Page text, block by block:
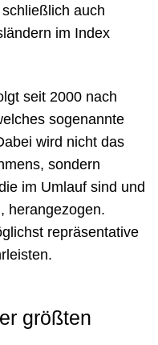
auch
im Index
seit 2000 nach
sogenannte
wird nicht das
sondern
im Umlauf sind und
herangezogen.
repräsentative
größten